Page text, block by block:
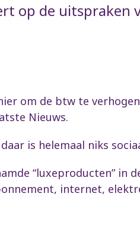
op de uitspraken
om de btw te
Nieuws.
is helemaal niks
“luxeproducten”
internet,